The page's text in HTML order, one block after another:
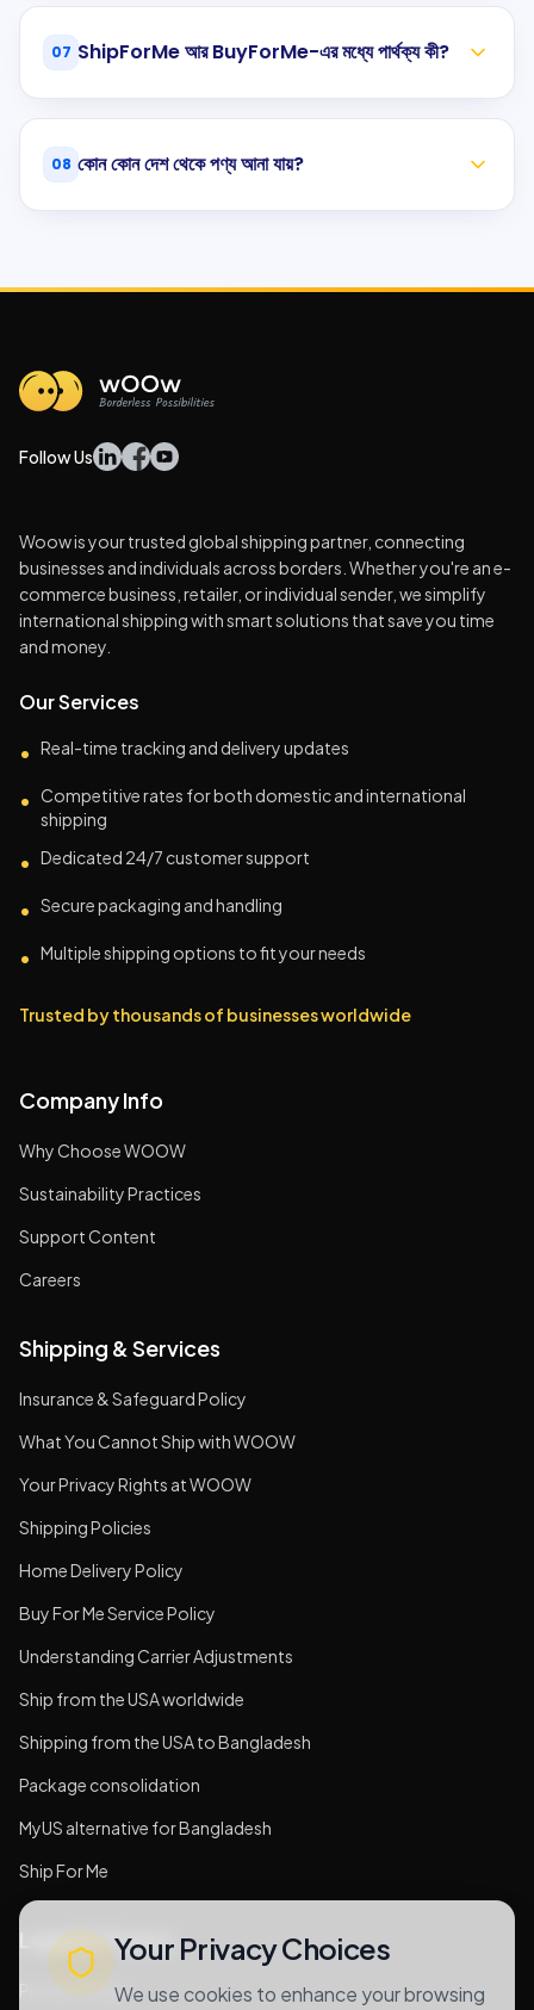
07 ShipForMe আর BuyForMe-এর মধ্যে পার্থক্য কী?
08 কোন কোন দেশ থেকে পণ্য আনা যায়?
Follow Us
Woow is your trusted global shipping partner, connecting
businesses and individuals across borders. Whether you're an e-
commerce business, retailer, or individual sender, we simplify
international shipping with smart solutions that save you time
and money.
Our Services
• Real-time tracking and delivery updates
• Competitive rates for both domestic and international
shipping
• Dedicated 24/7 customer support
• Secure packaging and handling
• Multiple shipping options to fit your needs
Trusted by thousands of businesses worldwide
Company Info
Why Choose WOOW
Sustainability Practices
Support Content
Careers
Shipping & Services
Insurance & Safeguard Policy
What You Cannot Ship with WOOW
Your Privacy Rights at WOOW
Shipping Policies
Home Delivery Policy
Buy For Me Service Policy
Understanding Carrier Adjustments
Ship from the USA worldwide
Shipping from the USA to Bangladesh
Package consolidation
MyUS alternative for Bangladesh
Ship For Me
Legal & Privacy
Privacy Policy
Your Privacy Choices
We use cookies to enhance your browsing